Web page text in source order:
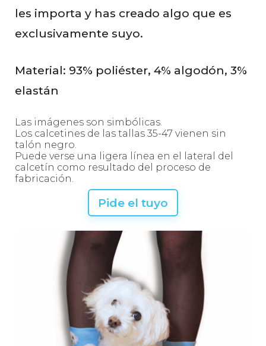
les importa y has creado algo que es
exclusivamente suyo.
Material: 93% poliéster, 4% algodón, 3%
elastán
Las imágenes son simbólicas.
Los calcetines de las tallas 35-47 vienen sin
talón negro.
Puede verse una ligera línea en el lateral del
calcetín como resultado del proceso de
fabricación.
Pide el tuyo